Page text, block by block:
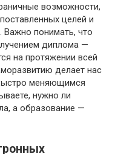
возможности,
целей и
понимать, что
диплома —
на протяжении всей
делает нас
меняющимся
нужно ли
а образование —